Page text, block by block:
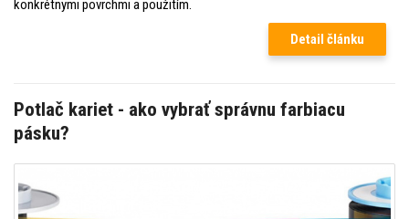
konkrétnymi povrchmi a použitím.
Detail článku
Potlač kariet - ako vybrať správnu farbiacu
pásku?